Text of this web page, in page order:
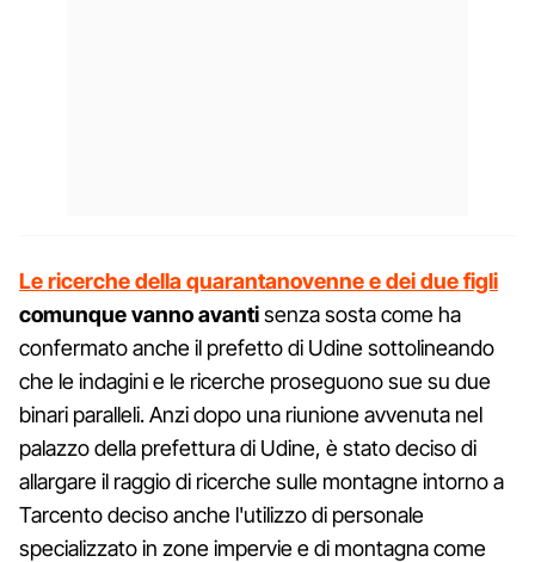
Le ricerche della quarantanovenne e dei due figli
comunque vanno avantisenza sosta come ha
confermato anche il prefetto di Udine sottolineando
che le indagini e le ricerche proseguono sue su due
binari paralleli. Anzi dopo una riunione avvenuta nel
palazzo della prefettura di Udine, è stato deciso di
allargare il raggio di ricerche sulle montagne intorno a
Tarcento deciso anche l'utilizzo di personale
specializzato in zone impervie e di montagna come